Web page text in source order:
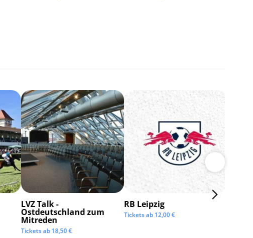
LVZ Talk -
Ostdeutschland zum
Mitreden
Tickets ab 18,50€
RB Leipzig
Tickets ab 12,00€